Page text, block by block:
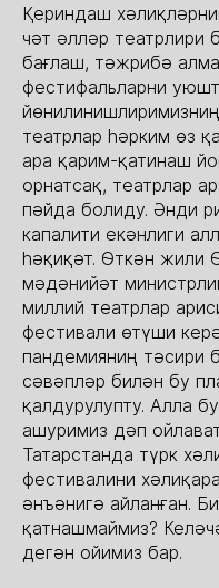
Қериндаш
чәт әлләр театрлири
бағлаш, тәжрибә
фестифальларни
театрлар һәрким өз
ара қарим-қатинаш
орнатсақ, театрлар
пәйда болиду. Әнди
капалити екәнлиги
һәқиқәт. Өткән жили
мәдәнийәт
миллий театрлар
фестивали өтүши
пандемияниң тәсири
сәвәпләр билән бу
қалдурулупту. Алла
ашуримиз дәп
Татарстанда түрк
фестивалини
әнъәнигә айланған.
қатнашмаймиз?
дегән ойимиз бар.